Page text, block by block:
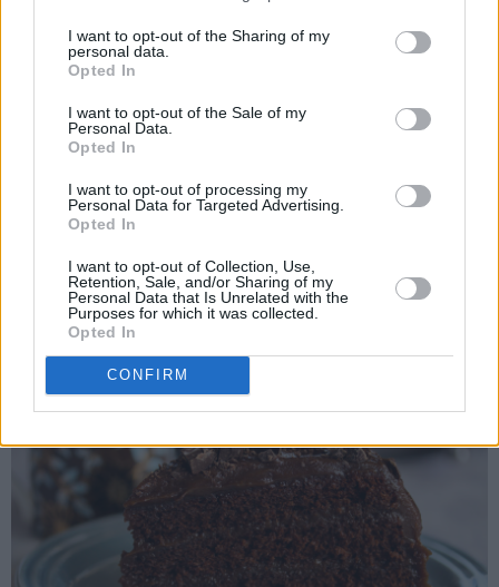
I want to opt-out of the Sharing of my
personal data.
Opted In
I want to opt-out of the Sale of my
Personal Data.
Opted In
I want to opt-out of processing my
Personal Data for Targeted Advertising.
Opted In
I want to opt-out of Collection, Use,
Retention, Sale, and/or Sharing of my
Personal Data that Is Unrelated with the
Purposes for which it was collected.
Opted In
CONFIRM
Denne sjokoladekaken anbefaler jeg deg virkelig å teste ut
om du ikke allerede er blant de mange som har gjort det.
Kjempegod sjokoladekake!